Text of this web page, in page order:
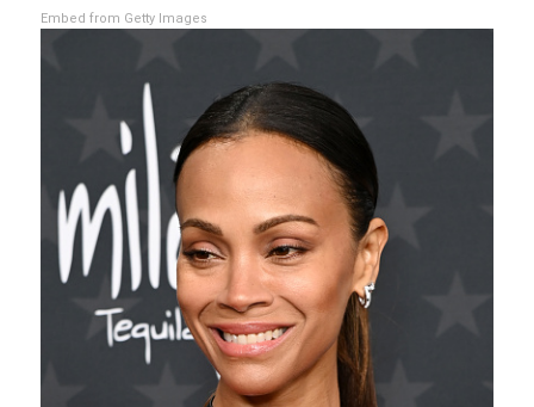
Embed from Getty Images